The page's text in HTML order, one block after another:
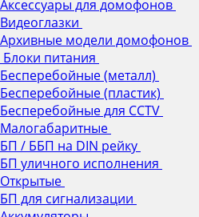
Аксессуары для домофонов
Видеоглазки
Архивные модели домофонов
Блоки питания
Бесперебойные (металл)
Бесперебойные (пластик)
Бесперебойные для CCTV
Малогабаритные
БП / ББП на DIN рейку
БП уличного исполнения
Открытые
БП для сигнализации